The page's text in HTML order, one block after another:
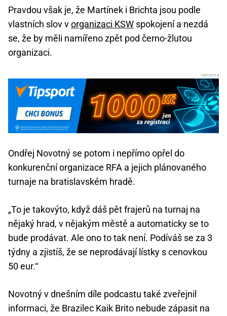
Pravdou však je, že Martínek i Brichta jsou podle
vlastních slov vorganizaci KSW spokojení a nezdá
se, že by měli namířeno zpět pod černo-žlutou
organizaci.
Ondřej Novotný se potom i nepřímo opřel do
konkurenční organizace RFA a jejich plánovaného
turnaje na bratislavském hradě.
„To je takovýto, když dáš pět frajerů na turnaj na
nějaký hrad, v nějakým městě a automaticky se to
bude prodávat. Ale ono to tak není. Podíváš se za 3
týdny a zjistíš, že se neprodávají lístky s cenovkou
50 eur.“
Novotný v dnešním díle podcastu také zveřejnil
informaci, že Brazilec Kaik Brito nebude zápasit na